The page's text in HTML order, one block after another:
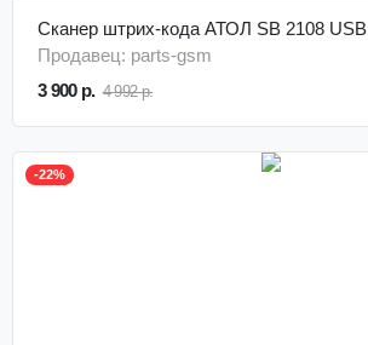
Сканер штрих-кода АТОЛ SB 2108 USB
Продавец: parts-gsm
3 900 р. 4 992 р.
-22%